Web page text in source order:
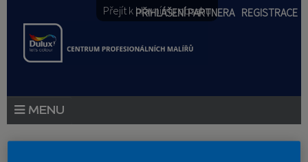
Přejít k hlavnímu obsahu
PŘIHLÁŠENÍ PARTNERA REGISTRACE